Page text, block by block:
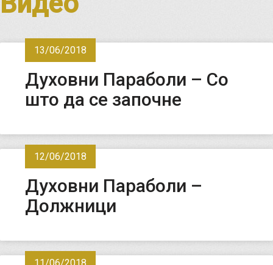
13/06/2018
Духовни Параболи – Со
што да се започне
12/06/2018
Духовни Параболи –
Должници